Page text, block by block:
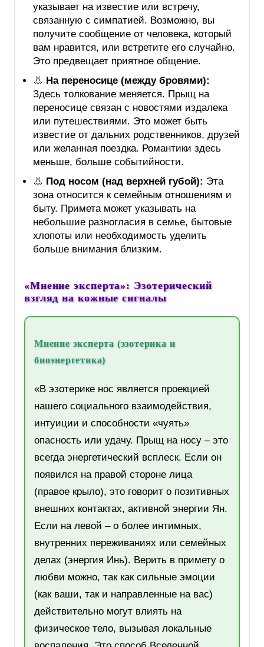
указывает на известие или встречу,
связанную с симпатией. Возможно, вы
получите сообщение от человека, который
вам нравится, или встретите его случайно.
Это предвещает приятное общение.
👃 На переносице (между бровями):
Здесь толкование меняется. Прыщ на
переносице связан с новостями издалека
или путешествиями. Это может быть
известие от дальних родственников, друзей
или желанная поездка. Романтики здесь
меньше, больше событийности.
👃 Под носом (над верхней губой): Эта
зона относится к семейным отношениям и
быту. Примета может указывать на
небольшие разногласия в семье, бытовые
хлопоты или необходимость уделить
больше внимания близким.
«Мнение эксперта»: Эзотерический
взгляд на кожные сигналы
Мнение эксперта (эзотерика и
биоэнергетика)
«В эзотерике нос является проекцией
нашего социального взаимодействия,
интуиции и способности «чуять»
опасность или удачу. Прыщ на носу – это
всегда энергетический всплеск. Если он
появился на правой стороне лица
(правое крыло), это говорит о позитивных
внешних контактах, активной энергии Ян.
Если на левой – о более интимных,
внутренних переживаниях или семейных
делах (энергия Инь). Верить в примету о
любви можно, так как сильные эмоции
(как ваши, так и направленные на вас)
действительно могут влиять на
физическое тело, вызывая локальные